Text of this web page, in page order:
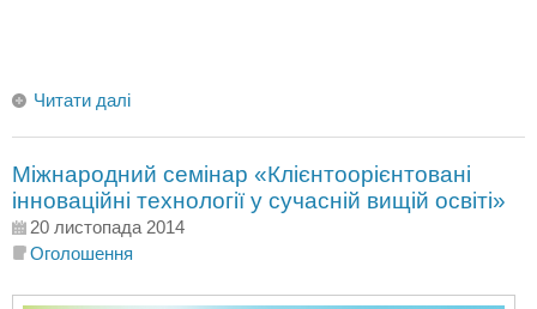
Читати далі
Міжнародний семінар «Клієнтоорієнтовані
інноваційні технології у сучасній вищій освіті»
20 листопада 2014
Оголошення